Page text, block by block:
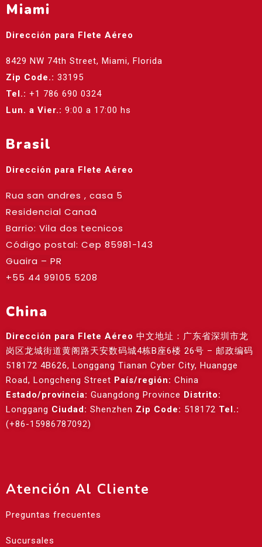
Miami
Dirección para Flete Aéreo
8429 NW 74th Street, Miami, Florida
Zip Code.: 33195
Tel.: +1 786 690 0324
Lun. a Vier.: 9:00 a 17:00 hs
Brasil
Dirección para Flete Aéreo
Rua san andres , casa 5
Residencial Canaã
Barrio: Vila dos tecnicos
Código postal: Cep 85981-143
Guaira – PR
+55 44 99105 5208
China
Dirección para Flete Aéreo 中文地址：广东省深圳市龙
岗区龙城街道黄阁路天安数码城4栋B座6楼 26号 – 邮政编码
518172 4B626, Longgang Tianan Cyber City, Huangge
Road, Longcheng Street País/región: China
Estado/provincia: Guangdong Province Distrito:
Longgang Ciudad: Shenzhen Zip Code: 518172 Tel.:
(+86-15986787092)
Atención Al Cliente
Preguntas frecuentes
Sucursales